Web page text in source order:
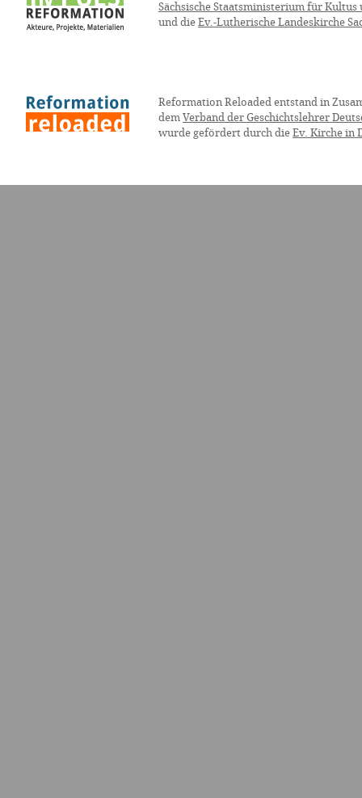
Sächsische Staatsministerium für Kultus
und die Ev.-Lutherische Landeskirche
Reformation Reloaded entstand in
dem Verband der Geschichtslehrer
wurde gefördert durch die Ev. Kirche in